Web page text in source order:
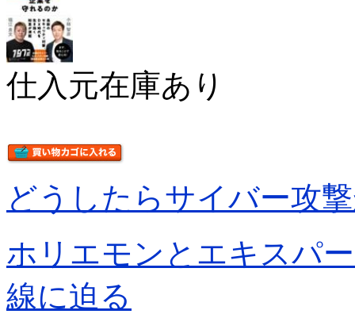
仕入元在庫あり
どうしたらサイバー攻
ホリエモンとエキスパ
線に迫る